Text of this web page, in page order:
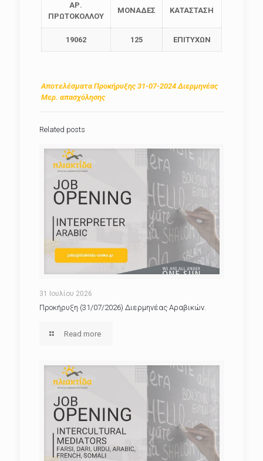
ΑΡ.
ΠΡΩΤΟΚΟΛΛΟΥ
ΜΟΝΑΔΕΣ ΚΑΤΑΣΤΑΣΗ
19062 125 ΕΠΙΤΥΧΩΝ
Αποτελέσματα Προκήρυξης 31-07-2024 Διερμηνέας
Μερ. απασχόλησης
Related posts
31 Ιουλίου 2026
Προκήρυξη (31/07/2026) Διερμηνέας Αραβικών.
Read more